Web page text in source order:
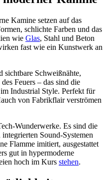
Kamine setzen auf das
schlichte Farben und das
wie Glas, Stahl und Beton
fast wie ein Kunstwerk an
sichtbare Schweißnähte,
Feuers – das sind die
Industrial Style. Perfekt für
von Fabrikflair verströmen
Wunderwerke. Es sind die
Sound-Systemen
Flamme imitiert, ausgestattet
gut in hypermoderne
hoch im Kurs stehen.